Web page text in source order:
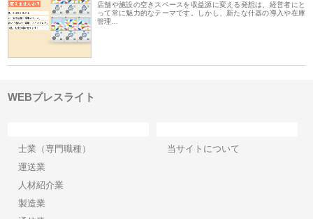
店舗や施設の空きスペースを収益源に変える発想は、経営者にと
って常に魅力的なテーマです。しかし、新たな什器の導入や在庫
管理…
WEBプレスライト
士業（専門職種）
運送業
人材紹介業
製造業
当サイトについて